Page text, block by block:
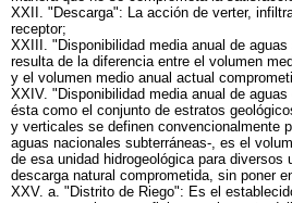
XXII. "Descarga": La acción de verter,
receptor;
XXIII. "Disponibilidad media anual de
resulta de la diferencia entre el volumen
y el volumen medio anual actual
XXIV. "Disponibilidad media anual de
ésta como el conjunto de estratos
y verticales se definen convencionalmente
aguas nacionales subterráneas-, es el
de esa unidad hidrogeológica para
descarga natural comprometida, sin poner
XXV. a. "Distrito de Riego": Es el